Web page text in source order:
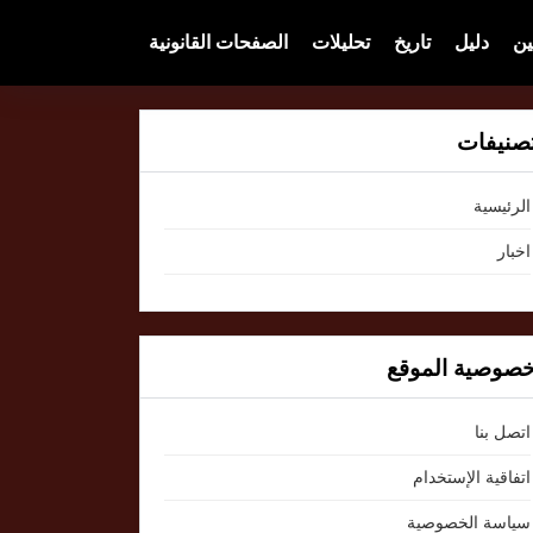
دليل تاريخ تحليلات الصفحات القانونية
الرئيسية
اخبار
الموقع
اتصل بنا
اتفاقية الإستخدام
سياسة الخصوصية